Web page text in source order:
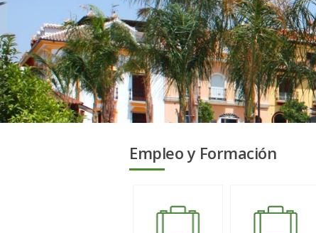
Empleo y Formación